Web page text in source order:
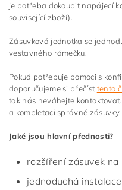
je potřeba dokoupit napájecí
související zboží).
Zásuvková jednotka se
vestavného rámečku.
Pokud potřebuje pomoci s
doporučujeme si přečíst tento
tak nás neváhejte
a kompletaci správné
Jaké jsou hlavní přednosti?
rozšíření zásuvek na
jednoduchá